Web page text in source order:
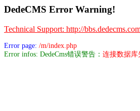
DedeCMS Error Warning!
Technical Support: http://
Error page: /m/index.php
Error infos: DedeCms错误警告： 连接数据库